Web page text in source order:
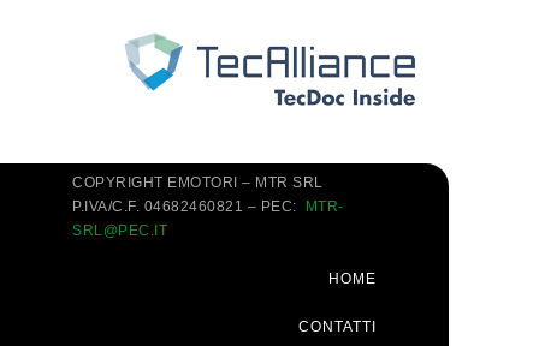
COPYRIGHT EMOTORI – MTR SRL
P.IVA/C.F. 04682460821 – PEC:
MTR-
SRL@PEC.IT
HOME
CONTATTI